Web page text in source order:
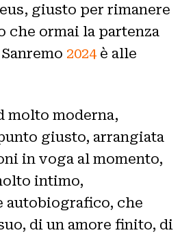
giusto per rimanere
che ormai la partenza
2024 è alle
molto moderna,
giusto, arrangiata
in voga al momento,
intimo,
autobiografico, che
di un amore finito, di